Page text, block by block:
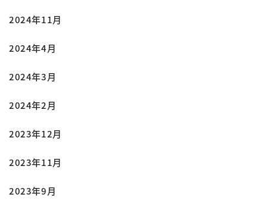
2024年11月
2024年4月
2024年3月
2024年2月
2023年12月
2023年11月
2023年9月